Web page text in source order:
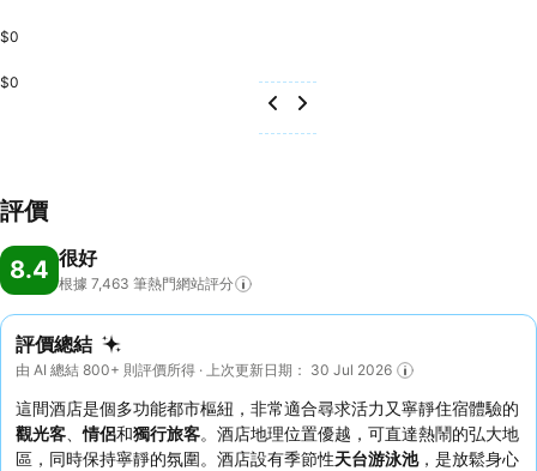
$0
$0
評價
8.4 很好
根據 7,463 筆熱門網站評分
評價總結
由 AI 總結 800+ 則評價所得 · 上次更新日期： 30 Jul 2026
這間酒店是個多功能都市樞紐，非常適合尋求活力又寧靜住宿體驗的
觀光客 、情侶和獨行旅客。酒店地理位置優越，可直達熱鬧的弘大地
區，同時保持寧靜的氛圍。酒店設有季節性天台游泳池，是放鬆身心